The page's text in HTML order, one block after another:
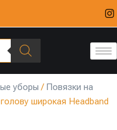
уборы / Повязки на
широкая Headband